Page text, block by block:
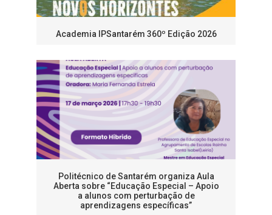
Academia IPSantarém 360º Edição 2026
Politécnico de Santarém organiza Aula
Aberta sobre “Educação Especial – Apoio
a alunos com perturbação de
aprendizagens específicas”